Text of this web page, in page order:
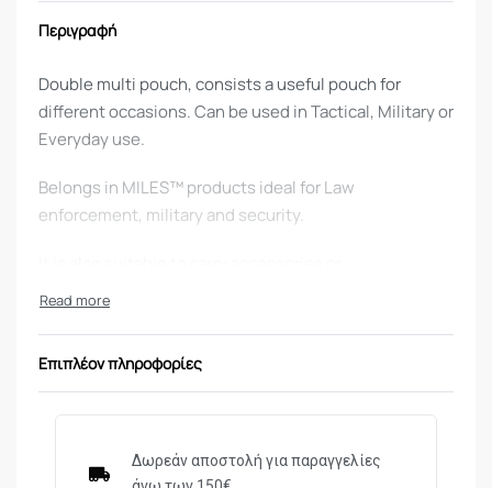
Περιγραφή
Double multi pouch, consists a useful pouch for
different occasions. Can be used in Tactical, Military or
Everyday use.
Belongs in MILES™ products ideal for Law
enforcement, military and security.
Grenades/flashbangs. There are hook n loop closing
Specifications
100% Nylon 500D Cordura®
Modular MOLLE/PALS system
UTX® Duraflex® Buckles
Επιπλέον πληροφορίες
Δωρεάν αποστολή για παραγγελίες